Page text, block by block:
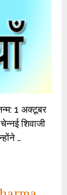
1 अक्टूबर
शिवाजी
…